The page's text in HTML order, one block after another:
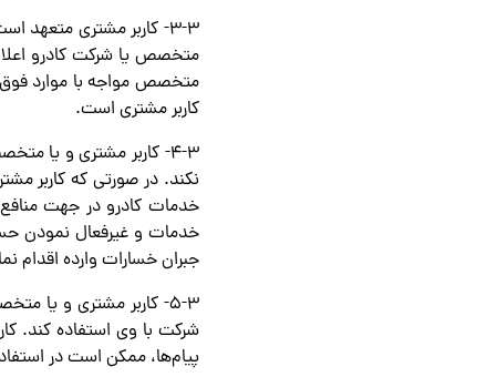
۳-۳- کاربر مشتری
متخصص یا شرکت کادرو
متخصص مواجه با موارد فوق
کاربر مشتری است.
۴-۳- کاربر مشتری و یا
نکند. در صورتی که کاربر
خدمات کادرو در جهت
خدمات و غیرفعال نمودن
جبران خسارات وارده اقدام
شرکت با وی استفاده کند.
پیام‌ها، ممکن است در